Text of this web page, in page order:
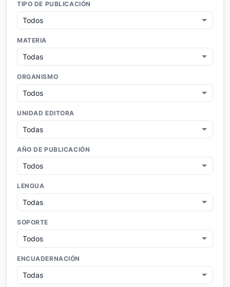
TIPO DE PUBLICACIÓN
MATERIA
ORGANISMO
UNIDAD EDITORA
AÑO DE PUBLICACIÓN
LENGUA
SOPORTE
ENCUADERNACIÓN